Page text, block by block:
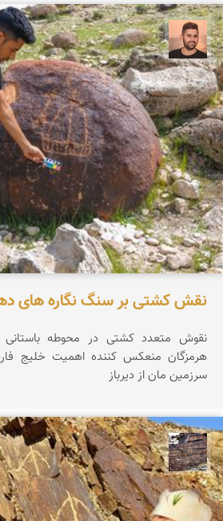
ابراهیم رفیعی
نقش کشتی بر سنگ نگاره های
نقوش متعدد کشتی در محوطه
هرمزگان منعکس کننده اهمیت خلیج
سرزمین مان از دیرباز
محمد ناصری فرد